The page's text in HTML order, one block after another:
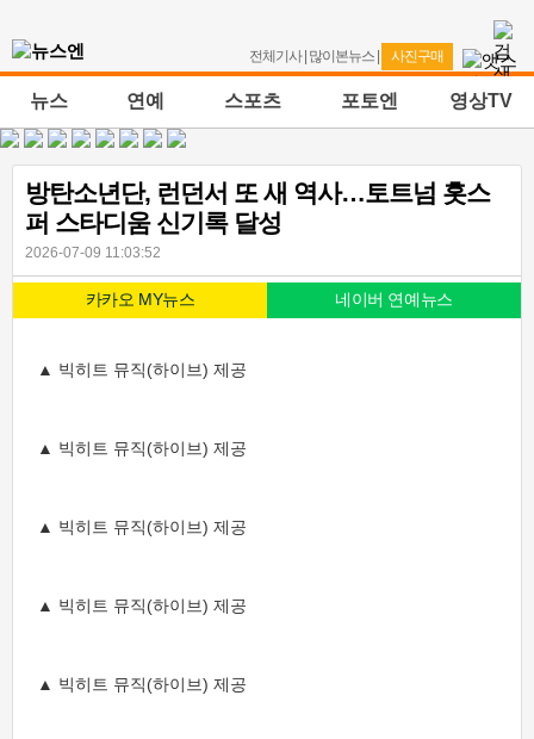
전체기사| 많이본뉴스 | 사진구매
뉴스 연예 스포츠 포토엔 영상TV
방탄소년단, 런던서 또 새 역사…토트넘 홋스
퍼 스타디움 신기록 달성
2026-07-09 11:03:52
카카오 MY뉴스 네이버 연예뉴스
▲ 빅히트 뮤직(하이브) 제공
▲ 빅히트 뮤직(하이브) 제공
▲ 빅히트 뮤직(하이브) 제공
▲ 빅히트 뮤직(하이브) 제공
▲ 빅히트 뮤직(하이브) 제공